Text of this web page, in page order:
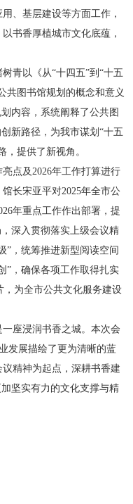
、基层建设等方面工作，
书香厚植城市文化底蕴，
青以《从“十四五”到“十五
共图书馆规划的概念和意义
内容，系统阐释了公共图
新路径，为我市谋划“十五
，提供了新视角。
点及2026年工作打算进行
长宋亚平对2025年全市公
年重点工作作出部署，提
深入贯彻落实上级会议精
”，统筹推进新型阅读空间
”，确保各项工作取得扎实
，为全市公共文化服务建设
座浸润书香之城。本次会
发展描绘了更为清晰的蓝
精神为起点，深耕书香建
坚实有力的文化支撑与精